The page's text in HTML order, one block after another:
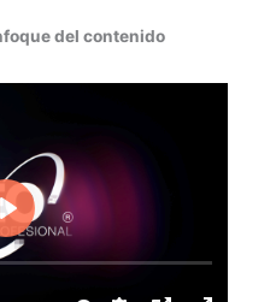
del contenido